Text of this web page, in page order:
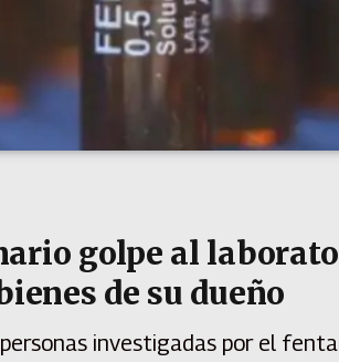
golpe al
de su dueño
investigadas por el